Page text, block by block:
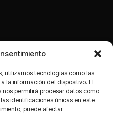
utilizamos tecnologías como las
la información del dispositivo. El
permitirá procesar datos como
identificaciones únicas en este
puede afectar